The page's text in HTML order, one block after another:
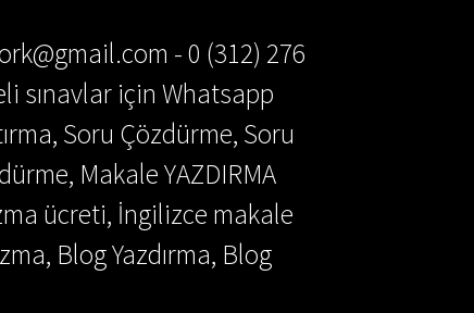
- 0 (312) 276
sınavlar için Whatsapp
Soru Çözdürme, Soru
Makale YAZDIRMA
ücreti, İngilizce makale
Blog Yazdırma, Blog